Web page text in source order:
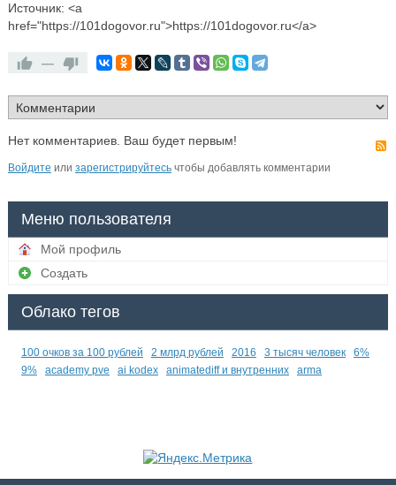
Источник: <a
href="https://101dogovor.ru">https://101dogovor.ru</a>
—
Нет комментариев. Ваш будет первым!
Войдите или зарегистрируйтесьчтобы добавлять комментарии
Меню пользователя
Мой профиль
Создать
Облако тегов
100 очков за 100 рублей 2 млрд рублей 2016 3 тысяч человек
6%
9%
academy pve ai kodex animatediff и внутренних arma